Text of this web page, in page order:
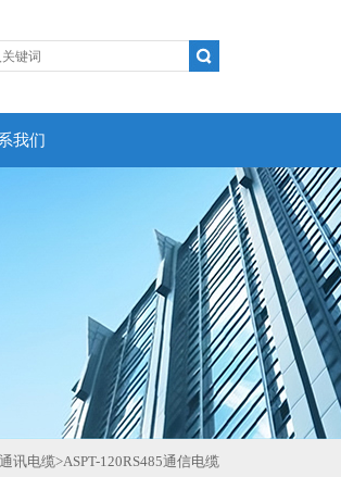
我们
讯电缆>ASPT-120RS485通信电缆